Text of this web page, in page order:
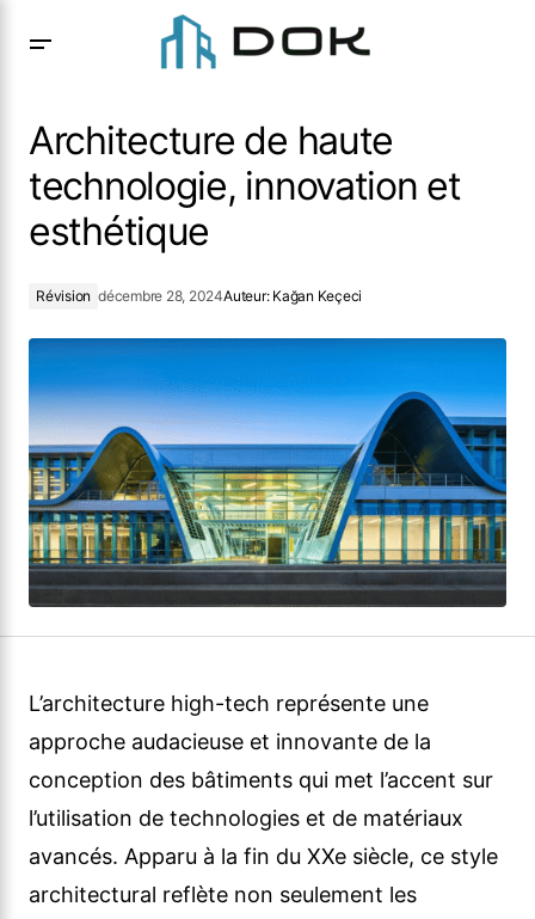
esthétique
Architecture de haute
technologie, innovation et
esthétique
Révision décembre 28, 2024Auteur: Kağan Keçeci
L’architecture high-tech représente une
approche audacieuse et innovante de la
conception des bâtiments qui met l’accent sur
l’utilisation de technologies et de matériaux
avancés. Apparu à la fin du XXe siècle, ce style
architectural reflète non seulement les